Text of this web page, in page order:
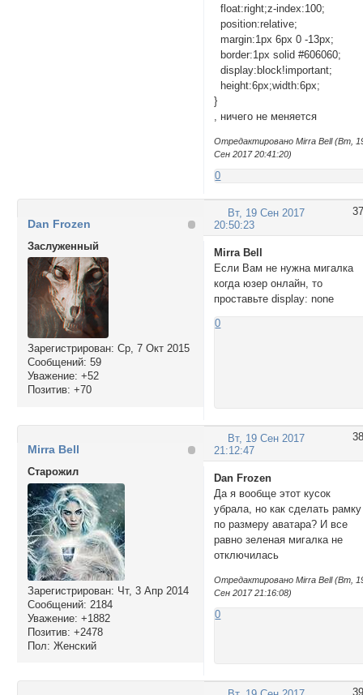
float:right;z-index:100;
position:relative;
margin:1px 6px 0 -13px;
border:1px solid #606060;
display:block!important;
height:6px;width:6px;
}
, ничего не меняется
Отредактировано Mirra Bell (Вт,
Сен 2017 20:41:20)
0
37
Вт, 19 Сен 2017
20:50:23
Dan Frozen
Заслуженный
Зарегистрирован: Ср, 7 Окт 2015
Сообщений: 59
Уважение: +52
Позитив: +70
Mirra Bell
Если Вам не нужна мигалка
когда юзер онлайн, то
проставьте display: none
0
38
Вт, 19 Сен 2017
21:12:47
Mirra Bell
Cтарожил
Зарегистрирован: Чт, 3 Апр 2014
Сообщений: 2184
Уважение: +1882
Позитив: +2478
Пол: Женский
Dan Frozen
Да я вообще этот кусок
убрала, но как сделать рамку
по размеру аватара? И все
равно зеленая мигалка не
отключилась
Отредактировано Mirra Bell (Вт,
Сен 2017 21:16:08)
0
39